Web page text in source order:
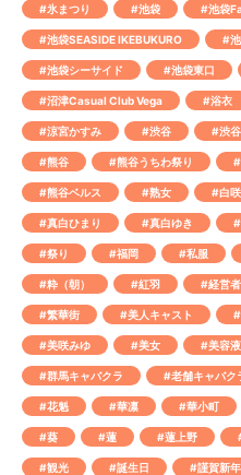
#氷まつり #池袋 #池袋
#池袋SEASIDE IKEBUKURO #
#池袋シーサイド #池袋東口
#沼津Casual Club Vega #浴衣
#涼宮かすみ #渋谷 #渋
#熊谷 #熊谷うちわ祭り
#熊谷ベルス #熟女 #白
#真白ひまり #真白ゆき
#祭り #福岡 #私服
#粋（朝） #紅羽 #経営者
#繁華街 #美人キャスト
#美咲みゆ #美女 #美容液
#群馬キャバクラ #老舗キャバク
#花魁 #華凛 #華小町
#葵 #蓮 #蓮上野
#観光 #誕生日 #謹賀新年